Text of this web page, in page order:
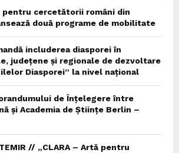
cercetătorii români din
două programe de mobilitate
includerea diasporei în
județene și regionale de dezvoltare
Diasporei” la nivel național
de Înțelegere între
și Academia de Științe Berlin –
// „CLARA – Artă pentru